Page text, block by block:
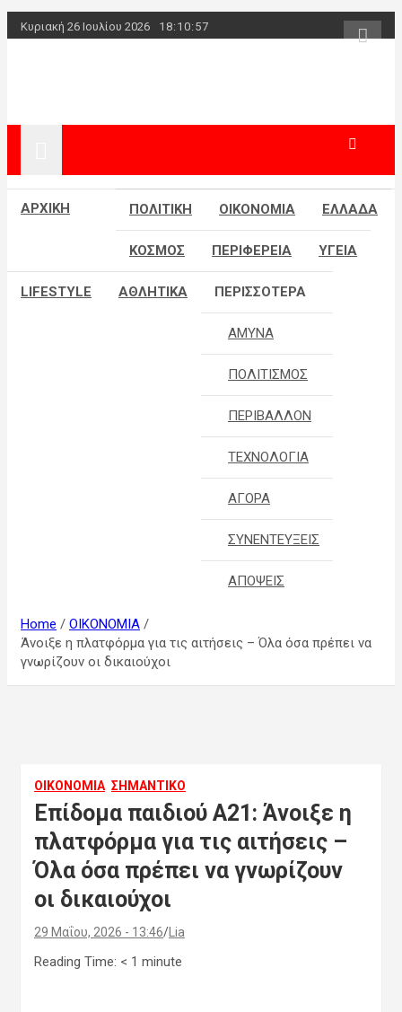
Skip
to
Κυριακή 26 Ιουλίου 2026 18:10:57
ΑΡΧΙΚΗ ΠΟΛΙΤΙΚΗ ΟΙΚΟΝΟΜΙΑ ΕΛΛΑΔΑ
ΚΟΣΜΟΣ ΠΕΡΙΦΕΡΕΙΑ ΥΓΕΙΑ
LIFESTYLE ΑΘΛΗΤΙΚΑ ΠΕΡΙΣΣΟΤΕΡΑ
ΑΜΥΝΑ
ΠΟΛΙΤΙΣΜΟΣ
ΠΕΡΙΒΑΛΛΟΝ
ΤΕΧΝΟΛΟΓΙΑ
ΑΓΟΡΑ
ΣΥΝΕΝΤΕΥΞΕΙΣ
ΑΠΟΨΕΙΣ
Home
ΟΙΚΟΝΟΜΙΑ
Άνοιξε η πλατφόρμα για τις αιτήσεις – Όλα όσα πρέπει να
γνωρίζουν οι δικαιούχοι
ΟΙΚΟΝΟΜΙΑ ΣΗΜΑΝΤΙΚΟ
Επίδομα παιδιού Α21: Άνοιξε η
πλατφόρμα για τις αιτήσεις –
Όλα όσα πρέπει να γνωρίζουν
οι δικαιούχοι
29 Μαΐου, 2026 - 13:46 Lia
Reading Time: < 1 minute